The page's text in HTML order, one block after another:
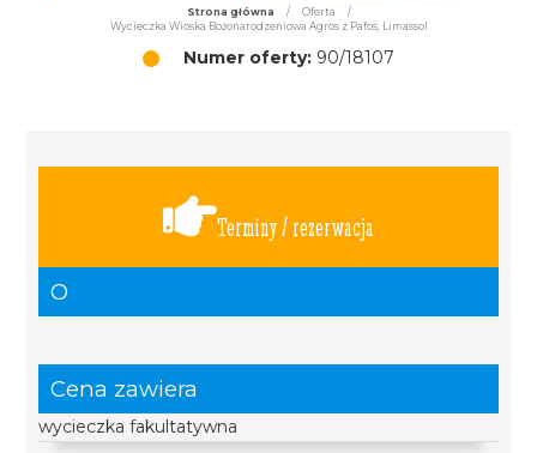
Strona główna / Oferta
/
Wycieczka Wioska Bożonarodzeniowa Agros z Pafos, Limassol
Numer oferty: 90/18107
Terminy / rezerwacja
O
Cena zawiera
wycieczka fakultatywna